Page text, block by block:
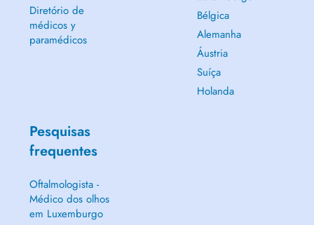
Diretório de
médicos y
paramédicos
Bélgica
Alemanha
Áustria
Suíça
Holanda
Pesquisas
frequentes
Oftalmologista -
Médico dos olhos
em Luxemburgo